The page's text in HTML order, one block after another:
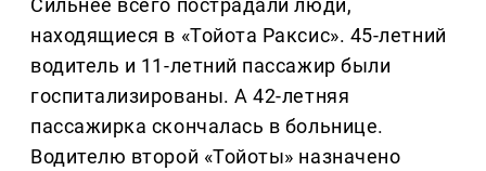
Сильнее всего пострадали люди,
находящиеся в «Тойота Раксис». 45-летний
водитель и 11-летний пассажир были
госпитализированы. А 42-летняя
пассажирка скончалась в больнице.
Водителю второй «Тойоты» назначено